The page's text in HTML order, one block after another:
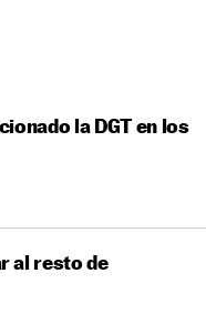
la DGT en los
al resto de